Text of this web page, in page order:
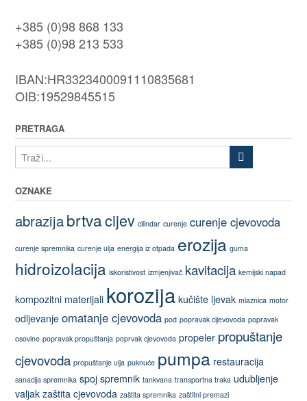
+385 (0)98 868 133
+385 (0)98 213 533
IBAN:HR3323400091110835681
OIB:19529845515
PRETRAGA
OZNAKE
abrazijabrtvacijev cilindar curenje curenje cjevovoda
curenje spremnika curenje ulja energija iz otpada erozija guma
hidroizolacija iskoristivost izmjenjivač kavitacija kemijski napad
kompozitni materijali korozija kučište ljevak mlaznica motor
odljevanje omatanje cjevovoda pod popravak cijevovoda popravak
osovine popravak propuštanja poprvak cjevovoda propeler propuštanje
cjevovoda propuštanje ulja puknuće pumpa restauracija
sanacija spremnika spoj spremnik tankvana transportna traka udubljenje
valjak zaštita cjevovoda zaštita spremnika zaštitni premazi